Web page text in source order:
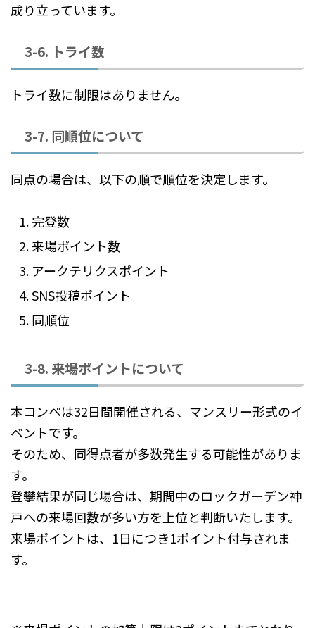
成り立っています。
3-6. トライ数
トライ数に制限はありません。
3-7. 同順位について
同点の場合は、以下の順で順位を決定します。
完登数
来場ポイント数
アークテリクスポイント
SNS投稿ポイント
同順位
3-8. 来場ポイントについて
本コンペは32日間開催される、マンスリー形式のイ
ベントです。
そのため、同得点者が多数発生する可能性がありま
す。
登攀結果が同じ場合は、期間中のロックガーデン神
戸への来場回数が多い方を上位と判断いたします。
来場ポイントは、1日につき1ポイント付与されま
す。